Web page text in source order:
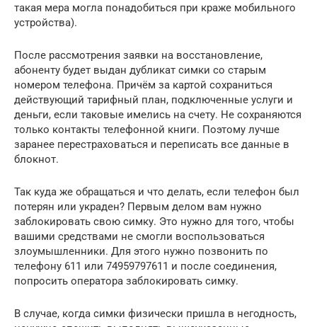
такая мера могла понадобиться при краже мобильного
устройства).
После рассмотрения заявки на восстановление,
абоненту будет выдан дубликат симки со старым
номером телефона. Причём за картой сохраниться
действующий тарифный план, подключенные услуги и
деньги, если таковые имелись на счету. Не сохраняются
только контакты телефонной книги. Поэтому лучше
заранее перестраховаться и переписать все данные в
блокнот.
Так куда же обращаться и что делать, если телефон был
потерян или украден? Первым делом вам нужно
заблокировать свою симку. Это нужно для того, чтобы
вашими средствами не смогли воспользоваться
злоумышленники. Для этого нужно позвонить по
телефону 611 или 74959797611 и после соединения,
попросить оператора заблокировать симку.
В случае, когда симки физически пришла в негодность,